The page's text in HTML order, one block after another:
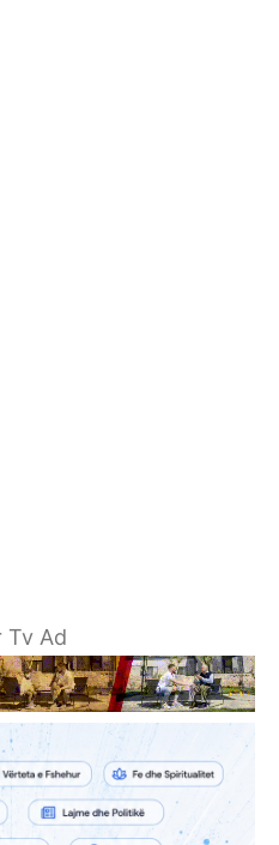
Tv Ad